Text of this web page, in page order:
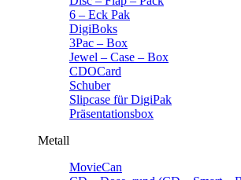
6 – Eck Pak
DigiBoks
3Pac – Box
Jewel – Case – Box
CDOCard
Schuber
Slipcase für DigiPak
Präsentationsbox
Metall
MovieCan